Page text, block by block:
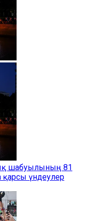
шабуылының 81
үндеулер